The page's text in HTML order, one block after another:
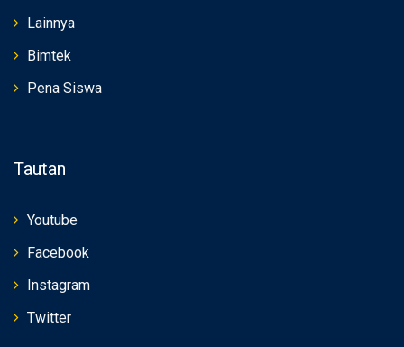
Lainnya
Bimtek
Pena Siswa
Tautan
Youtube
Facebook
Instagram
Twitter